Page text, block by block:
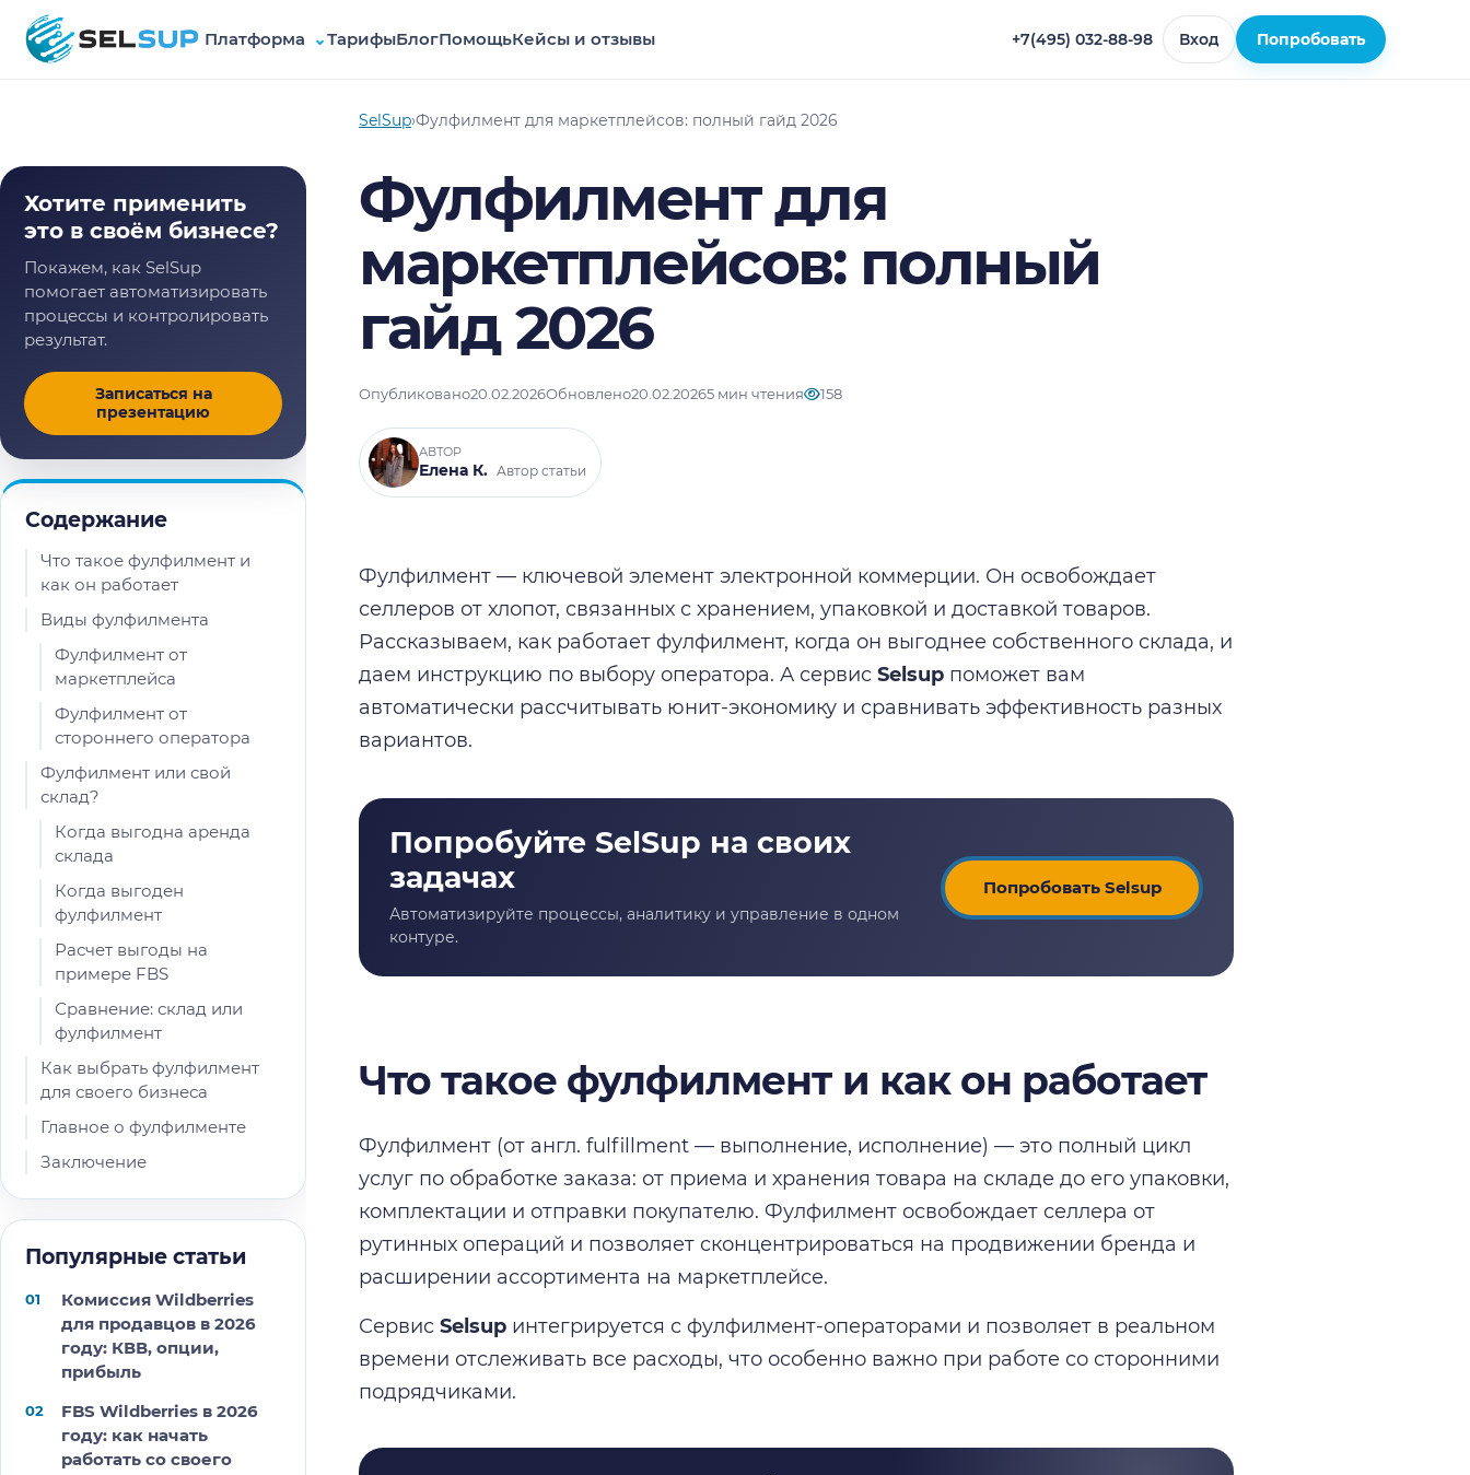
SelSup Платформа ⌄ТарифыБлогПомощьКейсы и отзывы +7(495) 032-88-98 Вход Попробовать
SelSup›Фулфилмент для маркетплейсов: полный гайд 2026
Фулфилмент для
маркетплейсов: полный
гайд 2026
Опубликовано20.02.2026Обновлено20.02.20265 мин чтения 158
АВТОР
Елена К. Автор статьи
Содержание
Что такое фулфилмент и
как он работает
Виды фулфилмента
Фулфилмент от
маркетплейса
Фулфилмент от
стороннего оператора
Фулфилмент или свой
склад?
Когда выгодна аренда
склада
Когда выгоден
фулфилмент
Расчет выгоды на
примере FBS
Сравнение: склад или
фулфилмент
Как выбрать фулфилмент
для своего бизнеса
Главное о фулфилменте
Заключение
Популярные статьи
Комиссия Wildberries
для продавцов в 2026
году: КВВ, опции,
прибыль
FBS Wildberries в 2026
году: как начать
работать со своего
Хотите применить
это в своём бизнесе?
Покажем, как SelSup
помогает автоматизировать
процессы и контролировать
результат.
Записаться на
презентацию
Фулфилмент — ключевой элемент электронной коммерции. Он освобождает
селлеров от хлопот, связанных с хранением, упаковкой и доставкой товаров.
Рассказываем, как работает фулфилмент, когда он выгоднее собственного склада, и
даем инструкцию по выбору оператора. А сервис Selsup поможет вам
автоматически рассчитывать юнит-экономику и сравнивать эффективность разных
вариантов.
Попробовать Selsup
Что такое фулфилмент и как он работает
Фулфилмент (от англ. fulfillment — выполнение, исполнение) — это полный цикл
услуг по обработке заказа: от приема и хранения товара на складе до его упаковки,
комплектации и отправки покупателю. Фулфилмент освобождает селлера от
рутинных операций и позволяет сконцентрироваться на продвижении бренда и
расширении ассортимента на маркетплейсе.
Сервис Selsup интегрируется с фулфилмент-операторами и позволяет в реальном
времени отслеживать все расходы, что особенно важно при работе со сторонними
подрядчиками.